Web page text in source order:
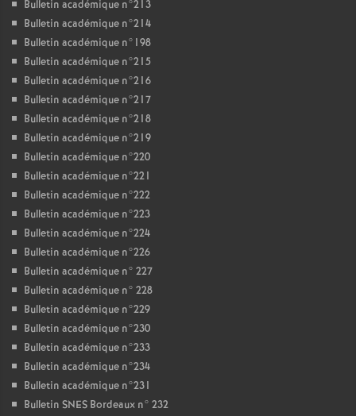
Bulletin académique n°213
Bulletin académique n°214
Bulletin académique n°198
Bulletin académique n°215
Bulletin académique n°216
Bulletin académique n°217
Bulletin académique n°218
Bulletin académique n°219
Bulletin académique n°220
Bulletin académique n°221
Bulletin académique n°222
Bulletin académique n°223
Bulletin académique n°224
Bulletin académique n°226
Bulletin académique n° 227
Bulletin académique n° 228
Bulletin académique n°229
Bulletin académique n°230
Bulletin académique n°233
Bulletin académique n°234
Bulletin académique n°231
Bulletin SNES Bordeaux n° 232